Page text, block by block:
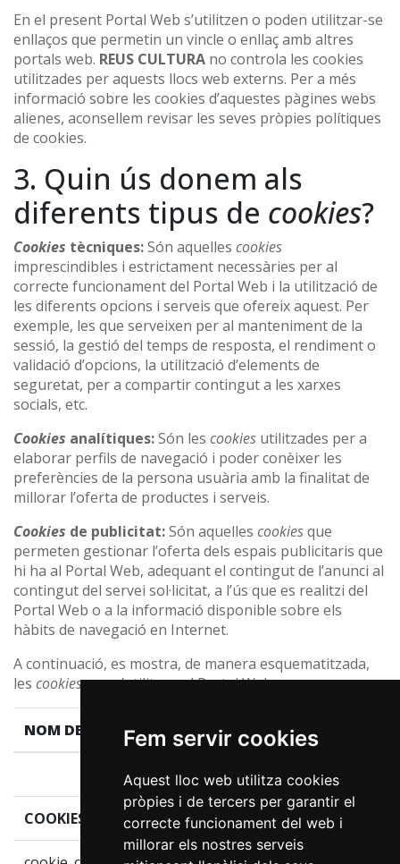
Fem servir cookies
Aquest lloc web utilitza cookies
pròpies i de tercers per garantir el
correcte funcionament del web i
millorar els nostres serveis
En el present Portal Web s’utilitzen o poden utilitzar-se
enllaços que permetin un vincle o enllaç amb altres
portals web. REUS CULTURA no controla les cookies
utilitzades per aquests llocs web externs. Per a més
informació sobre les cookies d’aquestes pàgines webs
alienes, aconsellem revisar les seves pròpies polítiques
de cookies.
3. Quin ús donem als
diferents tipus de cookies?
Cookies tècniques:Són aquelles cookies
imprescindibles i estrictament necessàries per al
correcte funcionament del Portal Web i la utilització de
les diferents opcions i serveis que ofereix aquest. Per
exemple, les que serveixen per al manteniment de la
sessió, la gestió del temps de resposta, el rendiment o
validació d’opcions, la utilització d’elements de
seguretat, per a compartir contingut a les xarxes
socials, etc.
Cookies analítiques:Són les cookies utilitzades per a
elaborar perfils de navegació i poder conèixer les
preferències de la persona usuària amb la finalitat de
millorar l’oferta de productes i serveis.
Cookies de publicitat:Són aquelles cookiesque
permeten gestionar l’oferta dels espais publicitaris que
hi ha al Portal Web, adequant el contingut de l’anunci al
contingut del servei sol·licitat, a l’ús que es realitzi del
Portal Web o a la informació disponible sobre els
hàbits de navegació en Internet.
A continuació, es mostra, de manera esquematitzada,
les cookiesque s’utilitzen al Portal Web:
NOM DE LA "COOKIE" EXPIRA
COOKIES TÈCNIQUES